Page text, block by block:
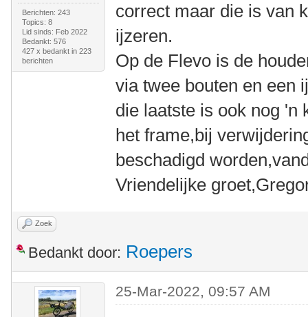
Berichten: 243
Topics: 8
Lid sinds: Feb 2022
Bedankt: 576
427 x bedankt in 223
berichten
correct maar die is van
ijzeren.
Op de Flevo is de
via twee bouten en een
die laatste is ook nog 'n
het frame,bij
beschadigd
Vriendelijke
Zoek
Bedankt door: Roepers
25-Mar-2022, 09:57 AM